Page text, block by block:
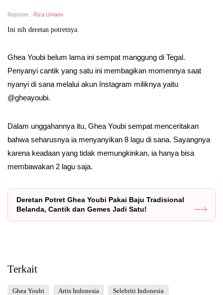
Reporter : Riza Umami
Ini nih deretan potretnya.
Ghea Youbi belum lama ini sempat manggung di Tegal.
Penyanyi cantik yang satu ini membagikan momennya saat
nyanyi di sana melalui akun Instagram miliknya yaitu
@gheayoubi.
Dalam unggahannya itu, Ghea Youbi sempat menceritakan
bahwa seharusnya ia menyanyikan 8 lagu di sana. Sayangnya
karena keadaan yang tidak memungkinkan, ia hanya bisa
membawakan 2 lagu saja.
Deretan Potret Ghea Youbi Pakai Baju Tradisional
Belanda, Cantik dan Gemes Jadi Satu!
Terkait
Ghea Youbi Artis Indonesia Selebriti Indonesia